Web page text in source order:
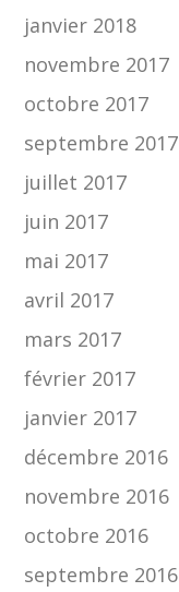
janvier 2018
novembre 2017
octobre 2017
septembre 2017
juillet 2017
juin 2017
mai 2017
avril 2017
mars 2017
février 2017
janvier 2017
décembre 2016
novembre 2016
octobre 2016
septembre 2016